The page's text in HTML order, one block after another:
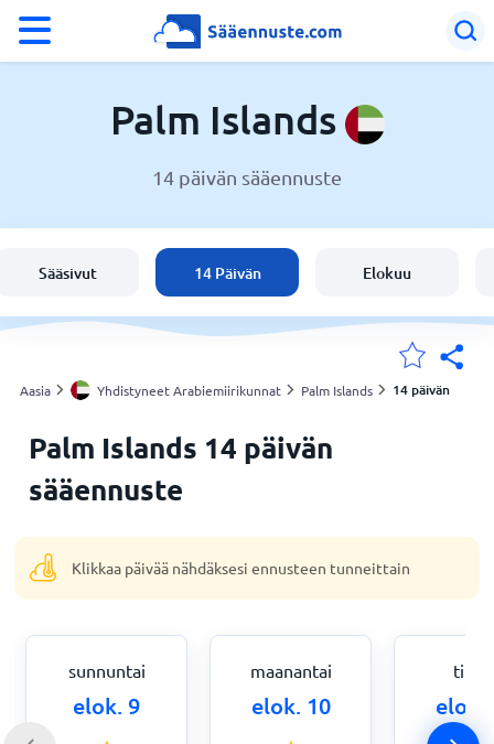
Yhdistyneet Arabiemiirikunnat
Suomi
Sijaintini
Koti
Palm Islands
14 päivän sääennuste
Sääsivut 14 Päivän Elokuu
Aasia Yhdistyneet Arabiemiirikunnat Palm Islands 14 päivän
Palm Islands 14 päivän
sääennuste
Klikkaa päivää nähdäksesi ennusteen tunneittain
sunnuntai
elok. 9
maanantai
elok. 10 elok.